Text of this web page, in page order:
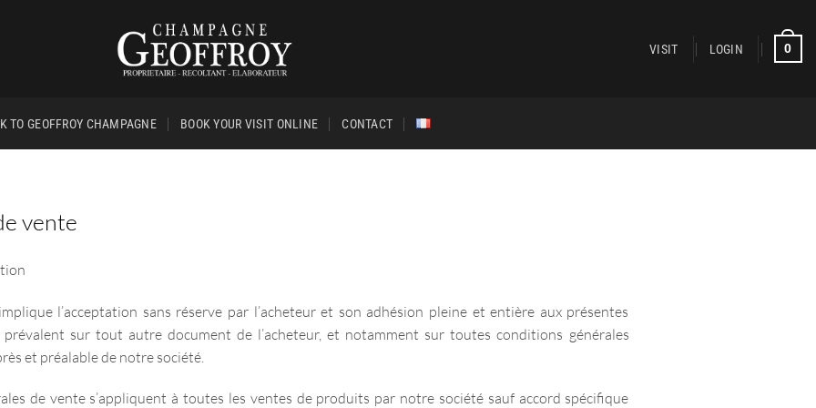
VISIT LOGIN 0
TO GEOFFROY CHAMPAGNE BOOK YOUR VISIT ONLINE CONTACT
vente
l’acceptation sans réserve par l’acheteur et son adhésion pleine et entière aux présentes
sur tout autre document de l’acheteur, et notamment sur toutes conditions générales
et préalable de notre société.
de vente s’appliquent à toutes les ventes de produits par notre société sauf accord spécifique